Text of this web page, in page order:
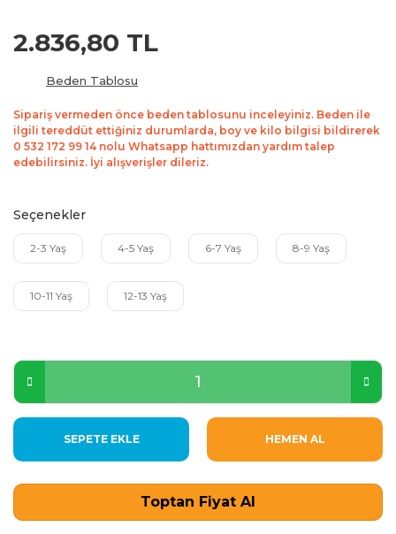
2.836,80 TL
Beden Tablosu
Sipariş vermeden önce beden tablosunu inceleyiniz. Beden ile
ilgili tereddüt ettiğiniz durumlarda, boy ve kilo bilgisi bildirerek
0 532 172 99 14 nolu Whatsapp hattımızdan yardım talep
edebilirsiniz. İyi alışverişler dileriz.
Seçenekler
2-3 Yaş 4-5 Yaş 6-7 Yaş 8-9 Yaş
10-11 Yaş 12-13 Yaş
SEPETE EKLE HEMEN AL
Toptan Fiyat Al